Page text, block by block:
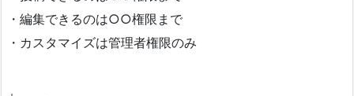
・編集できるのは○○権限まで
・カスタマイズは管理者権限のみ